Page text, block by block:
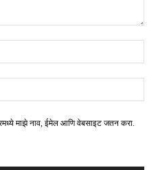
माझे नाव, ईमेल आणि वेबसाइट जतन करा.